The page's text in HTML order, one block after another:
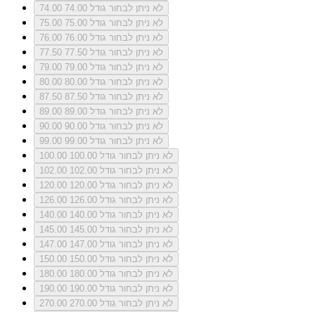
74.00
לא ניתן לבחור גודל 74.00
75.00
לא ניתן לבחור גודל 75.00
76.00
לא ניתן לבחור גודל 76.00
77.50
לא ניתן לבחור גודל 77.50
79.00
לא ניתן לבחור גודל 79.00
80.00
לא ניתן לבחור גודל 80.00
87.50
לא ניתן לבחור גודל 87.50
89.00
לא ניתן לבחור גודל 89.00
90.00
לא ניתן לבחור גודל 90.00
99.00
לא ניתן לבחור גודל 99.00
100.00
לא ניתן לבחור גודל 100.00
102.00
לא ניתן לבחור גודל 102.00
120.00
לא ניתן לבחור גודל 120.00
126.00
לא ניתן לבחור גודל 126.00
140.00
לא ניתן לבחור גודל 140.00
145.00
לא ניתן לבחור גודל 145.00
147.00
לא ניתן לבחור גודל 147.00
150.00
לא ניתן לבחור גודל 150.00
180.00
לא ניתן לבחור גודל 180.00
190.00
לא ניתן לבחור גודל 190.00
270.00
לא ניתן לבחור גודל 270.00